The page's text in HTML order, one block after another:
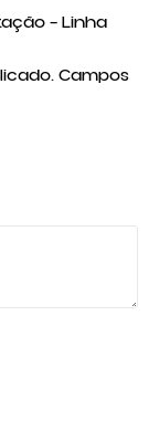
– Linha
Campos